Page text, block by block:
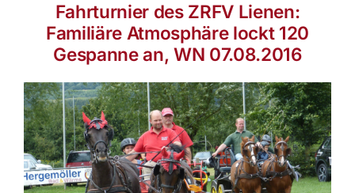
Fahrturnier des ZRFV Lienen:
Familiäre Atmosphäre lockt 120
Gespanne an, WN 07.08.2016